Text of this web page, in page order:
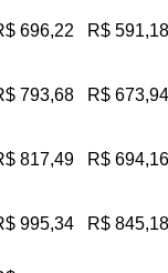
696,22 R$ 591,18
793,68 R$ 673,94
817,49 R$ 694,16
995,34 R$ 845,18